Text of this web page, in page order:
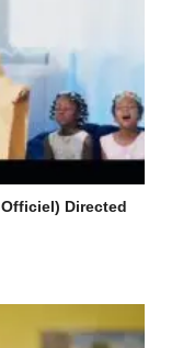
Officiel) Directed